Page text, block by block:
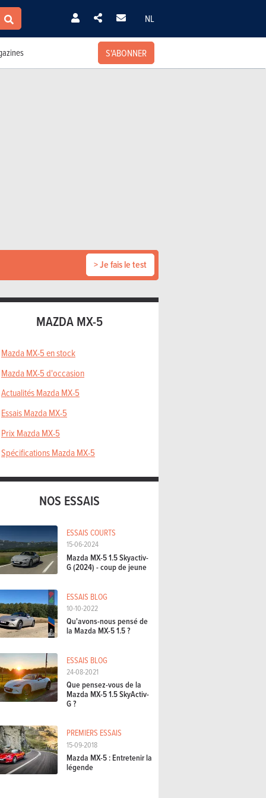
NL
S'ABONNER
> Je fais le test
MAZDA MX-5
Mazda MX-5 en stock
Mazda MX-5 d'occasion
Actualités Mazda MX-5
Essais Mazda MX-5
Prix Mazda MX-5
Spécifications Mazda MX-5
NOS ESSAIS
ESSAIS COURTS
15-06-2024
Mazda MX-5 1.5 Skyactiv-
G (2024) - coup de jeune
ESSAIS BLOG
10-10-2022
Qu'avons-nous pensé de
la Mazda MX-5 1.5 ?
ESSAIS BLOG
24-08-2021
Que pensez-vous de la
Mazda MX-5 1.5 SkyActiv-
G ?
PREMIERS ESSAIS
15-09-2018
Mazda MX-5 : Entretenir la
légende